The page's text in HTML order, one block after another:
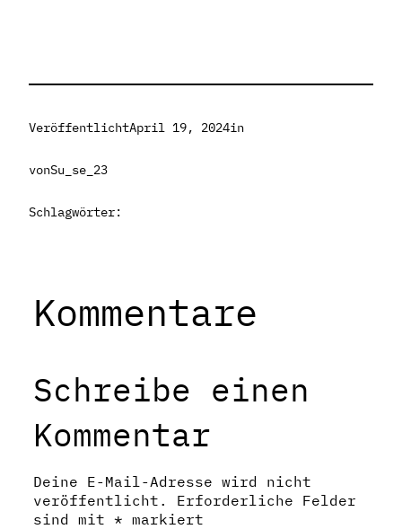
VeröffentlichtApril 19, 2024in
vonSu_se_23
Schlagwörter:
Kommentare
Schreibe einen
Kommentar
Deine E-Mail-Adresse wird nicht
veröffentlicht.
Erforderliche Felder
sind mit * markiert